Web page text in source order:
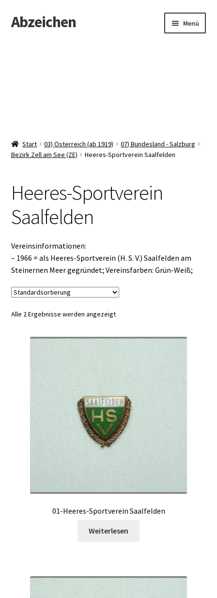
Zur
Navigation
Zum
Inhalt
Abzeichen Menü
Start 03) Österreich (ab 1919)
07) Bundesland - Salzburg
Bezirk Zell am See (ZE)
Heeres-Sportverein Saalfelden
Heeres-Sportverein
Saalfelden
Vereinsinformationen:
– 1966 = als Heeres-Sportverein (H. S. V.) Saalfelden am
Steinernen Meer gegründet; Vereinsfarben: Grün-Weiß;
Alle 2 Ergebnisse werden angezeigt
01-Heeres-Sportverein Saalfelden
Weiterlesen